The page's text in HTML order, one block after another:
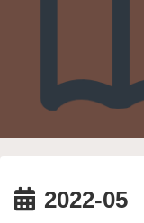
2022-05